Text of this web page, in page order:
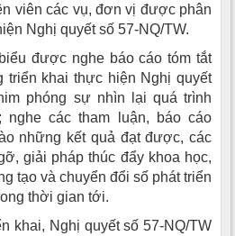
viên các vụ, đơn vị được phân
Nghị quyết số 57-NQ/TW.
được nghe báo cáo tóm tắt
triển khai thực hiện Nghị quyết
phóng sự nhìn lại quá trình
nghe các tham luận, báo cáo
những kết quả đạt được, các
giải pháp thúc đẩy khoa học,
tạo và chuyển đổi số phát triển
thời gian tới.
khai, Nghị quyết số 57-NQ/TW